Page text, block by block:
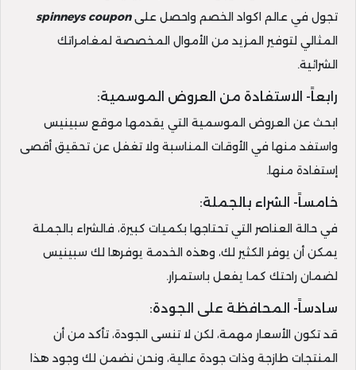
تجول في عالم اكواد الخصم واحصل علىspinneys coupon
المثالي لتوفير المزيد من الأموال المخصصة لمغامراتك
الشرائية.
رابعاً- الاستفادة من العروض الموسمية:
ابحث عن العروض الموسمية التي يقدمها موقع سبينيس
واستفد منها في الأوقات المناسبة ولا تغفل عن تحقيق أقصى
إستفادة منها.
خامساً- الشراء بالجملة:
في حالة العناصر التي تحتاجها بكميات كبيرة، فالشراء بالجملة
يمكن أن يوفر الكثير لك، وهذه الخدمة يوفرها لك سبينيس
لضمان راحتك كما يفعل باستمرار.
سادساً- المحافظة على الجودة:
قد تكون الأسعار مهمة، لكن لا تنسى الجودة، تأكد من أن
المنتجات طازجة وذات جودة عالية، ونحن نضمن لك وجود هذا